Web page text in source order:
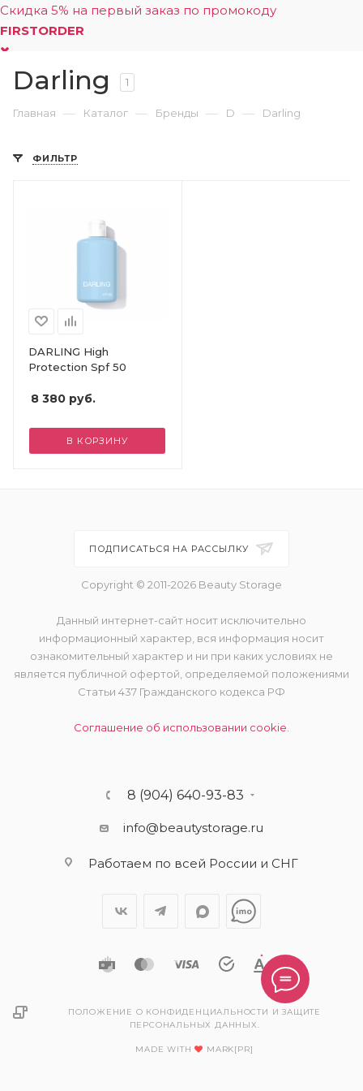
Скидка 5% на первый заказ по промокоду
FIRSTORDER
Darling 1
Главная — Каталог — Бренды — D — Darling
ФИЛЬТР
DARLING High
Protection Spf 50
8 380 руб.
В КОРЗИНУ
ПОДПИСАТЬСЯ НА РАССЫЛКУ
Copyright © 2011-2026 Beauty Storage
Данный интернет-сайт носит исключительно
информационный характер, вся информация носит
ознакомительный характер и ни при каких условиях не
является публичной офертой, определяемой положениями
Статьи 437 Гражданского кодекса РФ
Соглашение об использовании cookie.
8 (904) 640-93-83
info@beautystorage.ru
Работаем по всей России и СНГ
ПОЛОЖЕНИЕ О КОНФИДЕНЦИАЛЬНОСТИ И ЗАЩИТЕ
ПЕРСОНАЛЬНЫХ ДАННЫХ.
MADE WITH MARK[PR]